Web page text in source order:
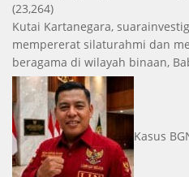
(23,264)
Kutai Kartanegara,
mempererat silaturahmi dan
beragama di wilayah binaan,
Kasus